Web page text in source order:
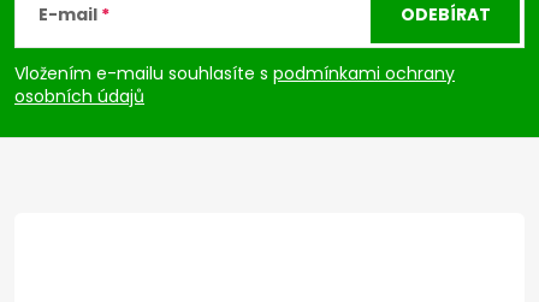
p
a
E-mail
Vložením e-mailu souhlasíte s podmínkami ochrany
osobních údajů
ODEBÍRAT